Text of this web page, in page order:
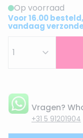
Op voorraad
Voor 16.00 besteld,
vandaag
Vragen?
+31 5 91201904